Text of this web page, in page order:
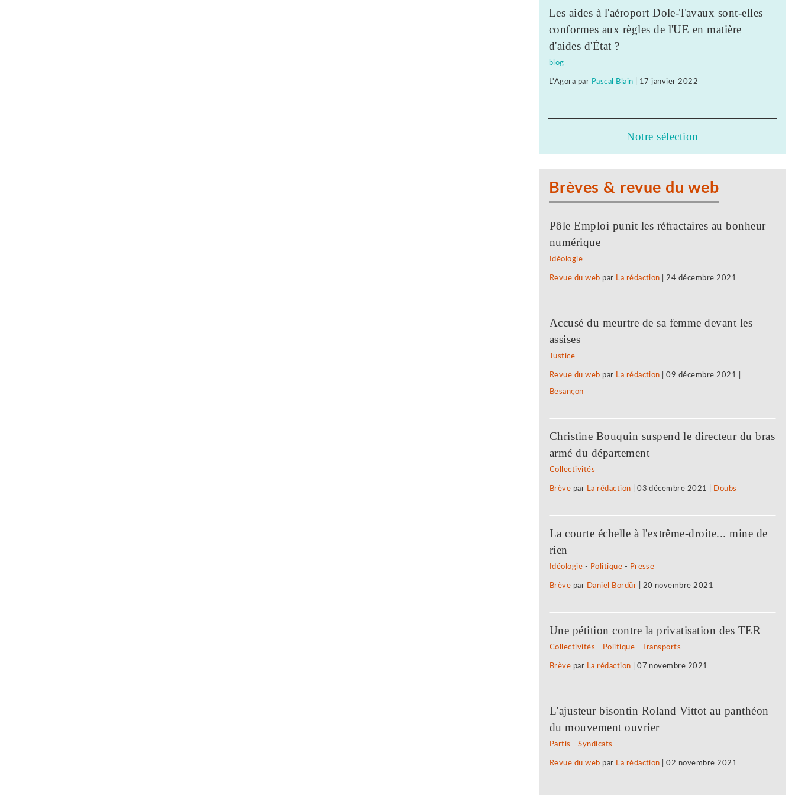
Les aides à l'aéroport Dole-Tavaux sont-elles
conformes aux règles de l'UE en matière
d'aides d'État ?
blog
L'Agora par Pascal Blain 17 janvier 2022
Notre sélection
Brèves & revue du web
Pôle Emploi punit les réfractaires au bonheur
numérique
Idéologie
Revue du web par La rédaction 24 décembre 2021
Accusé du meurtre de sa femme devant les
assises
Justice
Revue du web par La rédaction |09 décembre 2021
Besançon
Christine Bouquin suspend le directeur du bras
armé du département
Collectivités
Brève par La rédaction |03 décembre 2021 Doubs
La courte échelle à l'extrême-droite... mine de
rien
Idéologie - Politique - Presse
Brève par Daniel Bordür 20 novembre 2021
Une pétition contre la privatisation des TER
Collectivités - Politique - Transports
Brève par La rédaction |07 novembre 2021
L'ajusteur bisontin Roland Vittot au panthéon
du mouvement ouvrier
Partis -Syndicats
Revue du web par La rédaction |02 novembre 2021